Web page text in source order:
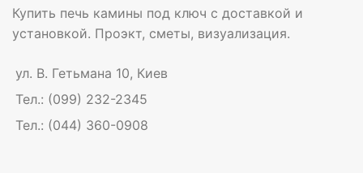
Купить печь камины под ключ с доставкой и
установкой. Проэкт, сметы, визуализация.
ул. В. Гетьмана 10, Киев
Тел.: (099) 232-2345
Тел.: (044) 360-0908